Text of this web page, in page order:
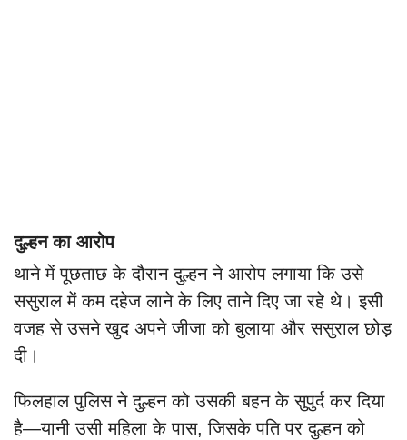
दुल्हन का आरोप
थाने में पूछताछ के दौरान दुल्हन ने आरोप लगाया कि उसे
ससुराल में कम दहेज लाने के लिए ताने दिए जा रहे थे। इसी
वजह से उसने खुद अपने जीजा को बुलाया और ससुराल छोड़
दी।
फिलहाल पुलिस ने दुल्हन को उसकी बहन के सुपुर्द कर दिया
है—यानी उसी महिला के पास, जिसके पति पर दुल्हन को